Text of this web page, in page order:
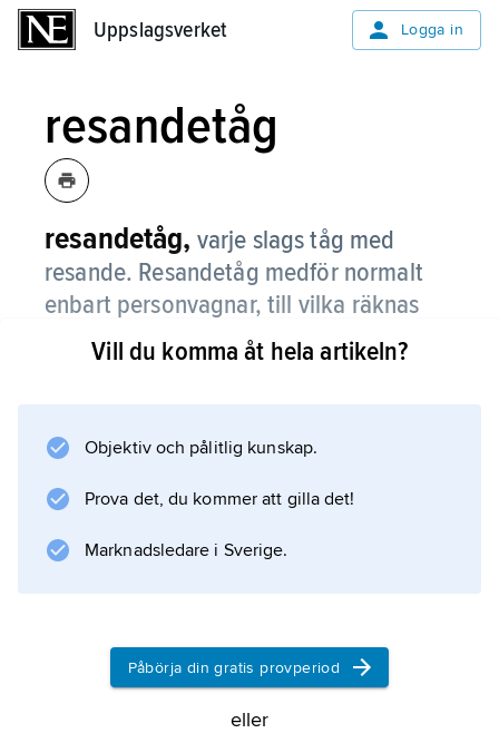
Uppslagsverket Logga in
resandetåg
resandetåg, varje slags tåg med
resande. Resandetåg medför normalt
enbart personvagnar, till vilka räknas
även t.ex. sovvagnar, liggvagnar,
restaurangvagnar, resgodsvagnar,
kan i vissa tåg även ha godsvagnar.
Tåget kallas då blandat tåg. Förr skilde man på
olika slags resandetåg, t.ex. snälltåg,
expresståg och persontåg.
Information om artikeln
Vill du komma åt hela artikeln?
Objektiv och pålitlig kunskap.
Prova det, du kommer att gilla det!
Marknadsledare i Sverige.
Påbörja din gratis provperiod
eller